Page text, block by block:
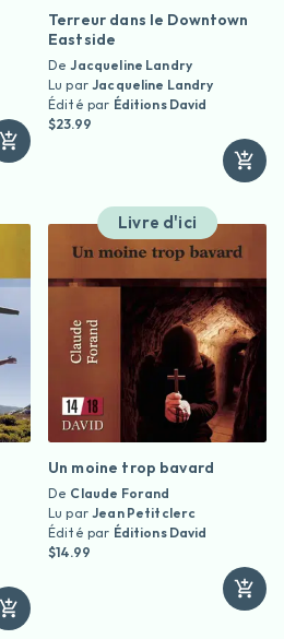
Terreur dans le Downtown
Eastside
DeJacqueline Landry
Lu parJacqueline Landry
Édité par Éditions David
$23.99
Livre d'ici
Un moine trop bavard
De Claude Forand
Lu parJean Petitclerc
Édité par Éditions David
$14.99